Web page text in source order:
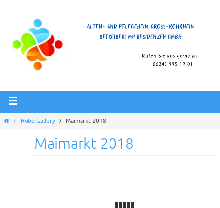
Robo Gallery Maimarkt 2018
Maimarkt 2018